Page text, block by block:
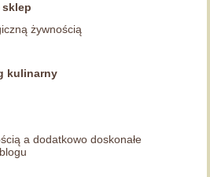
sklep
żywnością
kulinarny
a dodatkowo doskonałe